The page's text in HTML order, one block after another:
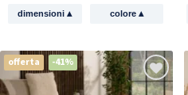
dimensioni▴ colore ▴
offerta -41%